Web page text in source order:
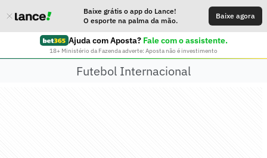
Baixe grátis o app do Lance!
O esporte na palma da mão.
Baixe agora
Ajuda com Aposta? Fale com o assistente.
18+ Ministério da Fazenda adverte: Aposta não é investimento
Futebol Internacional